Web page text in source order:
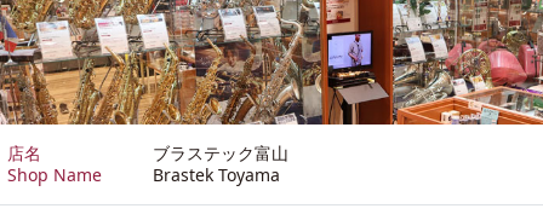
店名
Shop Name
ブラステック富山
Brastek Toyama